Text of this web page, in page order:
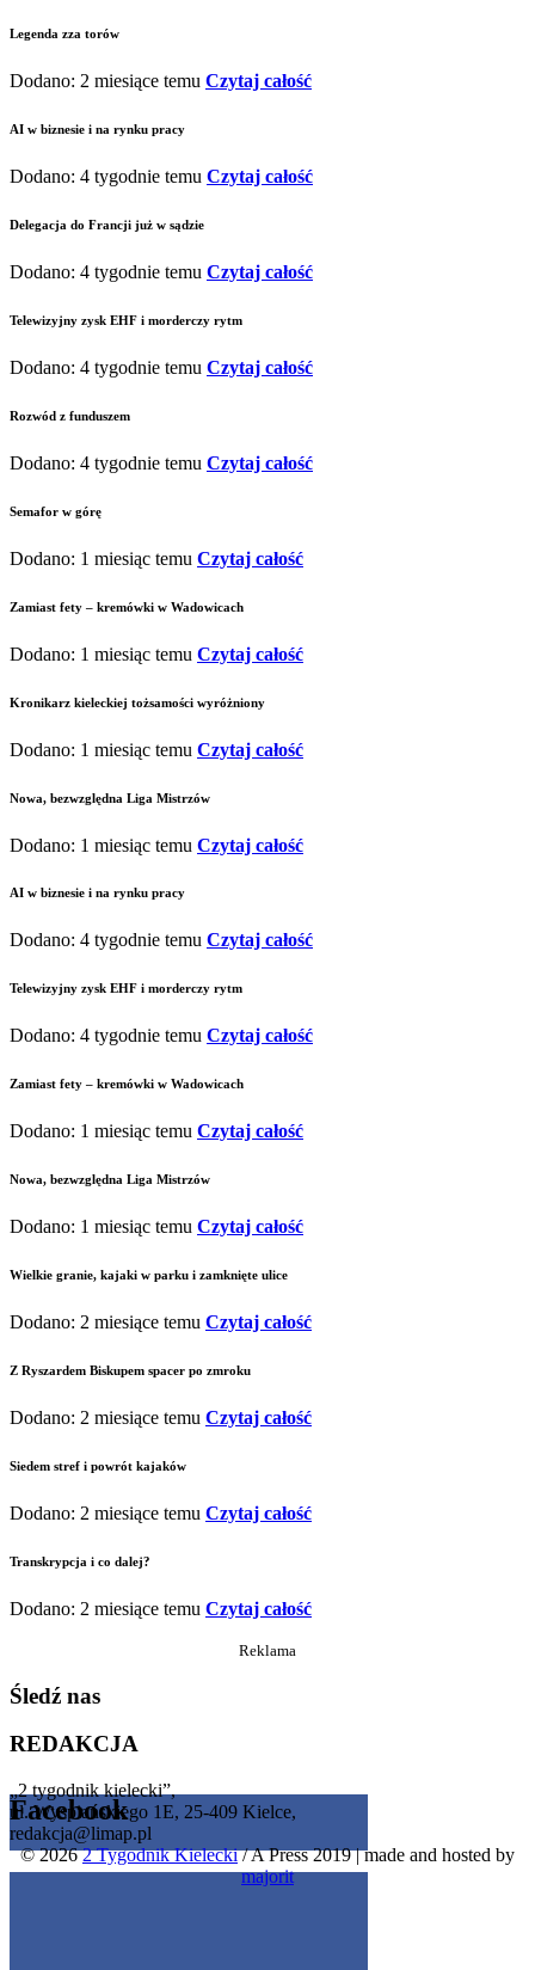
Legenda zza torów
Dodano: 2 miesiące temu Czytaj całość
AI w biznesie i na rynku pracy
Dodano: 4 tygodnie temu Czytaj całość
Delegacja do Francji już w sądzie
Dodano: 4 tygodnie temu Czytaj całość
Telewizyjny zysk EHF i morderczy rytm
Dodano: 4 tygodnie temu Czytaj całość
Rozwód z funduszem
Dodano: 4 tygodnie temu Czytaj całość
Semafor w górę
Dodano: 1 miesiąc temu Czytaj całość
Zamiast fety – kremówki w Wadowicach
Dodano: 1 miesiąc temu Czytaj całość
Kronikarz kieleckiej tożsamości wyróżniony
Dodano: 1 miesiąc temu Czytaj całość
Nowa, bezwzględna Liga Mistrzów
Dodano: 1 miesiąc temu Czytaj całość
AI w biznesie i na rynku pracy
Dodano: 4 tygodnie temu Czytaj całość
Telewizyjny zysk EHF i morderczy rytm
Dodano: 4 tygodnie temu Czytaj całość
Zamiast fety – kremówki w Wadowicach
Dodano: 1 miesiąc temu Czytaj całość
Nowa, bezwzględna Liga Mistrzów
Dodano: 1 miesiąc temu Czytaj całość
Wielkie granie, kajaki w parku i zamknięte ulice
Dodano: 2 miesiące temu Czytaj całość
Z Ryszardem Biskupem spacer po zmroku
Dodano: 2 miesiące temu Czytaj całość
Siedem stref i powrót kajaków
Dodano: 2 miesiące temu Czytaj całość
Transkrypcja i co dalej?
Dodano: 2 miesiące temu Czytaj całość
Reklama
Śledź nas
REDAKCJA
„2 tygodnik kielecki”,
ul. Wyspiańskiego 1E, 25-409 Kielce,
redakcja@limap.pl
© 20262 Tygodnik Kielecki/ A Press 2019|made and hosted by
majorit
Facebook
Get the Facebook Likebox Slider Pro for WordPress